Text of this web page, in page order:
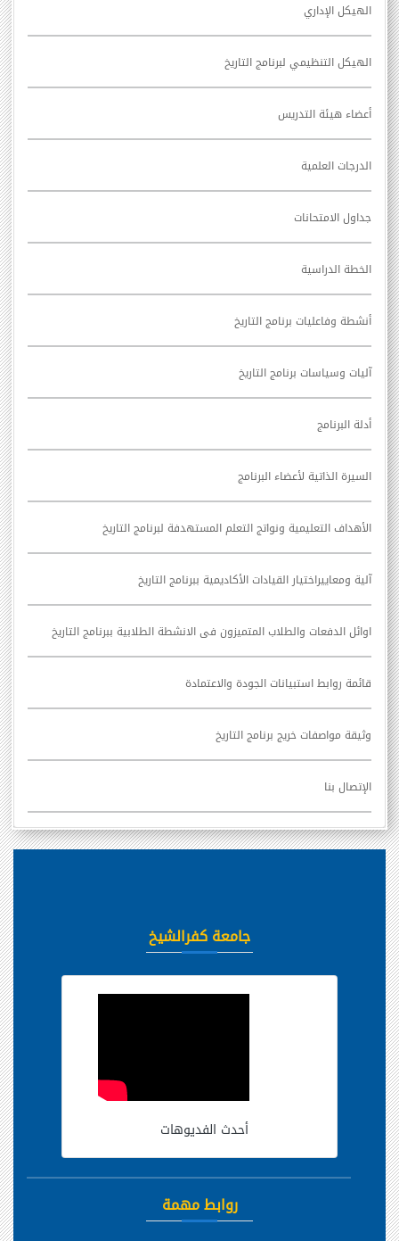
الهيكل الإداري
الهيكل التنظيمي لبرنامج التاريخ
أعضاء هيئة التدريس
الدرجات العلمية
جداول الامتحانات
الخطة الدراسية
أنشطة وفاعليات برنامج التاريخ
آليات وسياسات برنامج التاريخ
أدلة البرنامج
السيرة الذاتية لأعضاء البرنامج
الأهداف التعليمية ونواتج التعلم المستهدفة لبرنامج التاريخ
آلية ومعاييراختيار القيادات الأكاديمية ببرنامج التاريخ
اوائل الدفعات والطلاب المتميزون فى الانشطة الطلابية ببرنامج التاريخ
قائمة روابط استبيانات الجودة والاعتمادة
وثيقة مواصفات خريج برنامج التاريخ
الإتصال بنا
جامعة كفرالشيخ
أحدث الفديوهات
روابط مهمة